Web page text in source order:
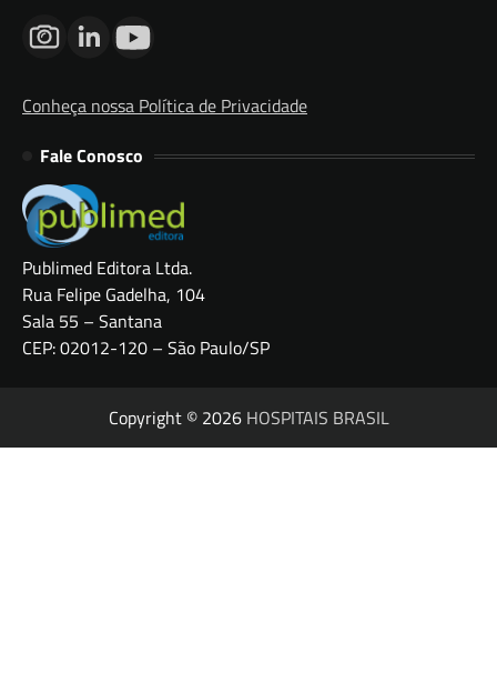
Conheça nossa Política de Privacidade
Fale Conosco
Publimed Editora Ltda.
Rua Felipe Gadelha, 104
Sala 55 – Santana
CEP: 02012-120 – São Paulo/SP
Copyright © 2026 HOSPITAIS BRASIL